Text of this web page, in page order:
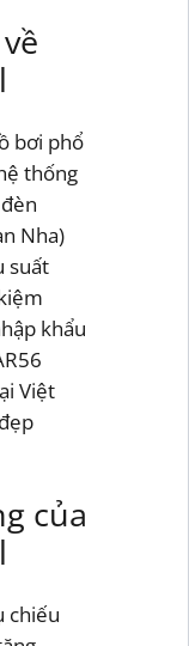
bơi phổ
thống
Nha)
suất
khẩu
Việt
của
chiếu